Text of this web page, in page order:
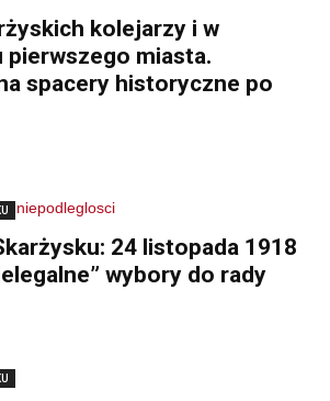
kolejarzy i w
pierwszego miasta.
spacery historyczne po
24 listopada 1918
wybory do rady